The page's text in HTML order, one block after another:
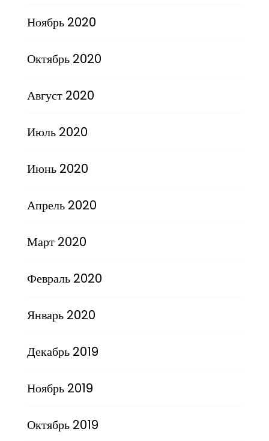
Ноябрь 2020
Октябрь 2020
Август 2020
Июль 2020
Июнь 2020
Апрель 2020
Март 2020
Февраль 2020
Январь 2020
Декабрь 2019
Ноябрь 2019
Октябрь 2019